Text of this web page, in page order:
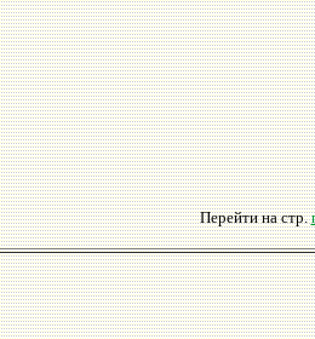
Перейти на стр.